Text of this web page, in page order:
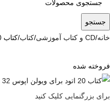
جستجو
خانه CD و کتاب آموزشی کتاب کتاب 20 اتود برای ویولن اپوس 32 اثر هانس زیت (جلد اول)
فروخته شده
برای بزرگنمایی کلیک کنید